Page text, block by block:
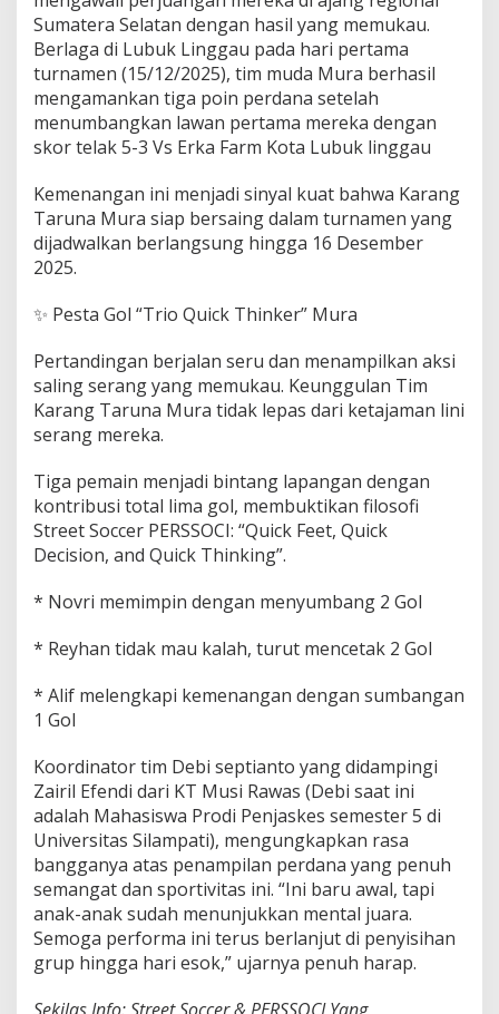
r
u
n
a
M
u
s
i
a
w
a
s
s
k
L
a
w
e
n
g
a
S
k
r
.
A
j
a
n
g
S
t
r
e
t
Sumatera Selatan dengan hasil yang memukau.
Berlaga di Lubuk Linggau pada hari pertama
turnamen (15/12/2025), tim muda Mura berhasil
mengamankan tiga poin perdana setelah
menumbangkan lawan pertama mereka dengan
skor telak 5-3 Vs Erka Farm Kota Lubuk linggau
Kemenangan ini menjadi sinyal kuat bahwa Karang
Taruna Mura siap bersaing dalam turnamen yang
dijadwalkan berlangsung hingga 16 Desember
2025.
✨ Pesta Gol “Trio Quick Thinker” Mura
Pertandingan berjalan seru dan menampilkan aksi
saling serang yang memukau. Keunggulan Tim
Karang Taruna Mura tidak lepas dari ketajaman lini
serang mereka.
Tiga pemain menjadi bintang lapangan dengan
kontribusi total lima gol, membuktikan filosofi
Street Soccer PERSSOCI: “Quick Feet, Quick
Decision, and Quick Thinking”.
* Novri memimpin dengan menyumbang 2 Gol
* Reyhan tidak mau kalah, turut mencetak 2 Gol
* Alif melengkapi kemenangan dengan sumbangan
1 Gol
Koordinator tim Debi septianto yang didampingi
Zairil Efendi dari KT Musi Rawas (Debi saat ini
adalah Mahasiswa Prodi Penjaskes semester 5 di
Universitas Silampati), mengungkapkan rasa
bangganya atas penampilan perdana yang penuh
semangat dan sportivitas ini. “Ini baru awal, tapi
anak-anak sudah menunjukkan mental juara.
Semoga performa ini terus berlanjut di penyisihan
grup hingga hari esok,” ujarnya penuh harap.